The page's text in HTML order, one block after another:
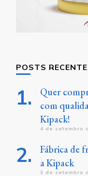
POSTS
Quer
com
Kipack!
4 de setembro
Fábrica de
a Kipack
3 de setembro